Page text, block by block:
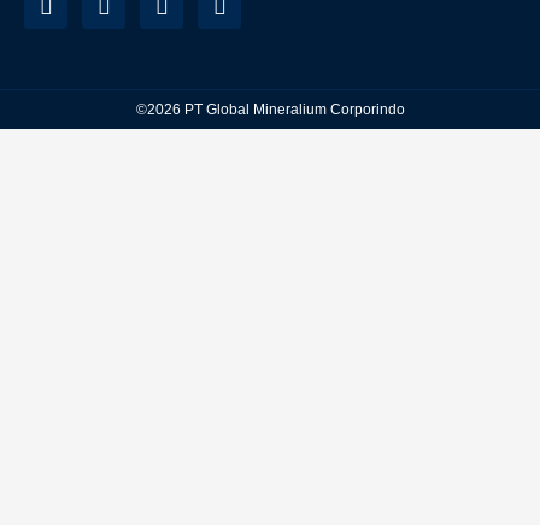
©2026 PT Global Mineralium Corporindo